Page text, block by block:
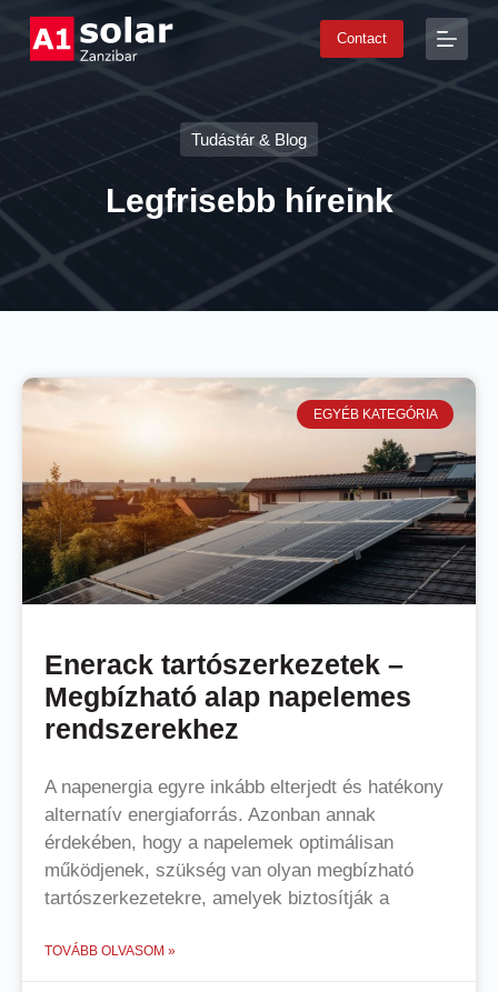
S
n
Contact
Tudástár & Blog
Legfrisebb híreink
EGYÉB KATEGÓRIA
Enerack tartószerkezetek –
Megbízható alap napelemes
rendszerekhez
A napenergia egyre inkább elterjedt és hatékony
alternatív energiaforrás. Azonban annak
érdekében, hogy a napelemek optimálisan
működjenek, szükség van olyan megbízható
tartószerkezetekre, amelyek biztosítják a
TOVÁBB OLVASOM »